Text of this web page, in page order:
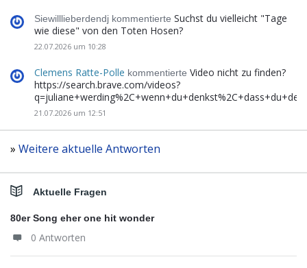
Siewilllieberdendj kommentierte Suchst du vielleicht "Tage
wie diese" von den Toten Hosen?
22.07.2026 um 10:28
Clemens Ratte-Polle kommentierte Video nicht zu finden?
https://search.brave.com/videos?
21.07.2026 um 12:51
» Weitere aktuelle Antworten
Aktuelle Fragen
80er Song eher one hit wonder
0 Antworten